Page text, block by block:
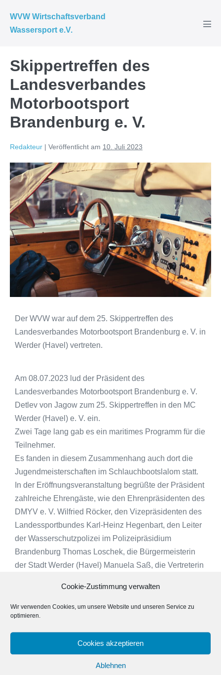
Cookie-Zustimmung verwalten
Wir verwenden Cookies, um unsere Website und unseren Service zu
optimieren.
Cookies akzeptieren
Ablehnen
WVW Wirtschaftsverband
Wassersport e.V.
Skippertreffen des
Landesverbandes
Motorbootsport
Brandenburg e. V.
Redakteur | Veröffentlicht am 10. Juli 2023
Der WVW war auf dem 25. Skippertreffen des
Landesverbandes Motorbootsport Brandenburg e. V. in
Werder (Havel) vertreten.
Am 08.07.2023 lud der Präsident des
Landesverbandes Motorbootsport Brandenburg e. V.
Detlev von Jagow zum 25. Skippertreffen in den MC
Werder (Havel) e. V. ein.
Zwei Tage lang gab es ein maritimes Programm für die
Teilnehmer.
Es fanden in diesem Zusammenhang auch dort die
Jugendmeisterschaften im Schlauchbootslalom statt.
In der Eröffnungsveranstaltung begrüßte der Präsident
zahlreiche Ehrengäste, wie den Ehrenpräsidenten des
DMYV e. V. Wilfried Röcker, den Vizepräsidenten des
Landessportbundes Karl-Heinz Hegenbart, den Leiter
der Wasserschutzpolizei im Polizeipräsidium
Brandenburg Thomas Loschek, die Bürgermeisterin
der Stadt Werder (Havel) Manuela Saß, die Vertreterin
Jugend und Sport Nadine Haase und den
Wirtschaftsverband Wassersport e. V., vertreten durch
meine Person sowie weitere zahlreiche Gäste aus
Politik und dem Wassersport.
Der Präsident berichtete über die Zusammenarbeit mit